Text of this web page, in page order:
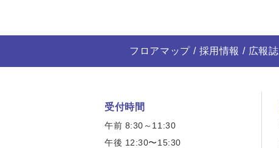
フロアマップ 採用情報 広報誌
受付時間
午前 8:30～11:30
午後 12:30〜15:30